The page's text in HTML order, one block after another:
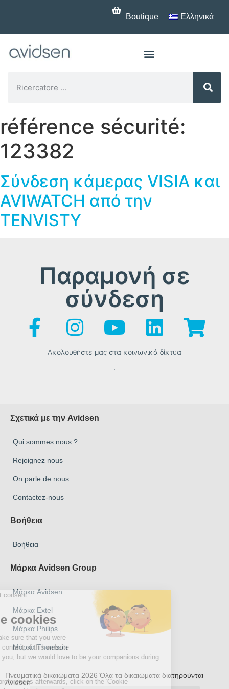
Boutique Ελληνικά
référence sécurité:
123382
Σύνδεση κάμερας VISIA και
AVIWATCH από την
TENVISTY
Παραμονή σε
σύνδεση
Ακολουθήστε μας στα κοινωνικά δίκτυα
.
Σχετικά με την Avidsen
Qui sommes nous ?
Rejoignez nous
On parle de nous
Contactez-nous
Βοήθεια
Βοήθεια
Μάρκα Avidsen Group
Μάρκα Avidsen
Μάρκα Extel
Μάρκα Philips
Μάρκα Thomson
Πνευματικά δικαιώματα 2026 Όλα τα δικαιώματα διατηρούνται
Avidsen